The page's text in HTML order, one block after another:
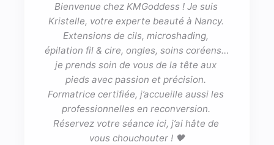
Bienvenue chez KMGoddess ! Je suis
Kristelle, votre experte beauté à Nancy.
Extensions de cils, microshading,
épilation fil & cire, ongles, soins coréens…
je prends soin de vous de la tête aux
pieds avec passion et précision.
Formatrice certifiée, j’accueille aussi les
professionnelles en reconversion.
Réservez votre séance ici, j’ai hâte de
vous chouchouter ! 🖤